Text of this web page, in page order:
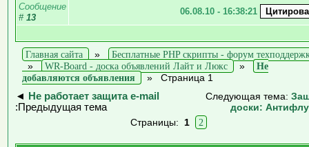
Сообщение
# 13
06.08.10 - 16:38:21
Главная сайта »
Бесплатные PHP скрипты - форум
»
WR-Board - доска объявлений Лайт и Люкс »
Не
добавляются объявления
» Страница 1
◄
Не работает защита e-mail
:Предыдущая тема
Следующая тема:
доски:
Страницы: 1 2